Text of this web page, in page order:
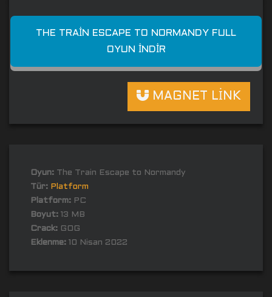
THE TRAIN ESCAPE TO NORMANDY FULL
OYUN İNDIR
MAGNET LİNK
Oyun: The Train Escape to Normandy
Tür: Platform
Platform: PC
Boyut: 13 MB
Crack: GOG
Eklenme: 10 Nisan 2022